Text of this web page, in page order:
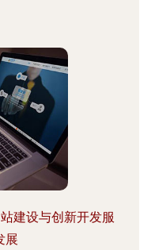
建设与创新开发服
展